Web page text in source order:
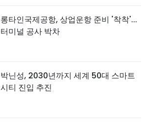
롱타인국제공항, 상업운항 준비 '착착'...
터미널 공사 박차
박닌성, 2030년까지 세계 50대 스마트
시티 진입 추진